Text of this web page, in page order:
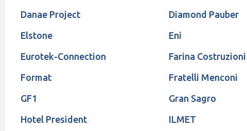
Danae Project Diamond Pauber
Elstone Eni
Eurotek-Connection Farina Costruzioni
Format Fratelli Menconi
GF1 Gran Sagro
Hotel President ILMET